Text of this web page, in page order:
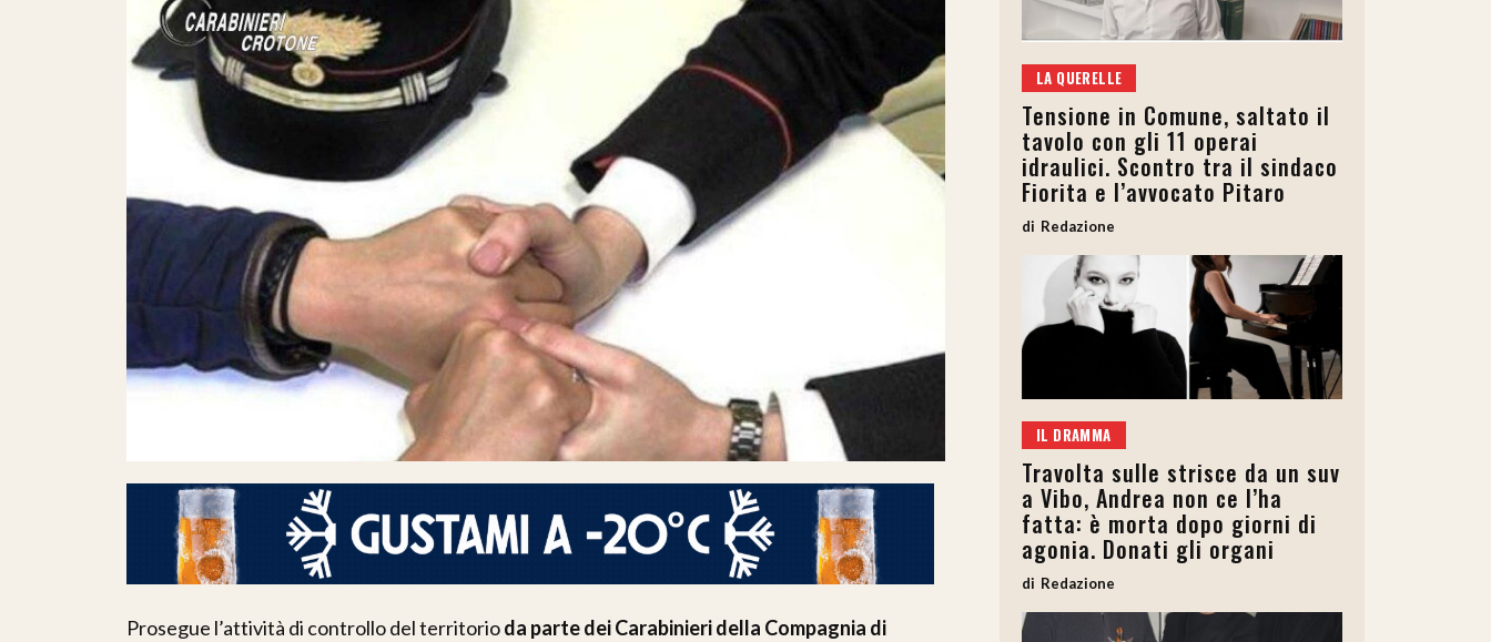
Prosegue l’attività di controllo del territorioda parte dei Carabinieri della Compagnia di
LA QUERELLE
Tensione in Comune, saltato il
tavolo con gli 11 operai
idraulici. Scontro tra il sindaco
Fiorita e l’avvocato Pitaro
Redazione
IL DRAMMA
Travolta sulle strisce da un suv
a Vibo, Andrea non ce l’ha
fatta: è morta dopo giorni di
agonia. Donati gli organi
Redazione